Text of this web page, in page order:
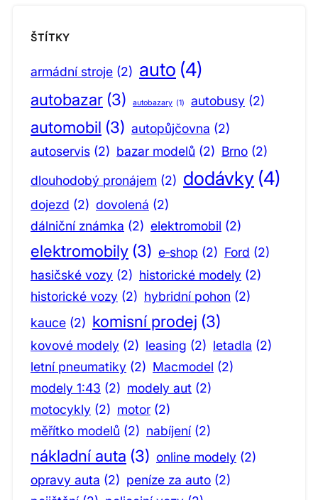
ŠTÍTKY
armádní stroje (2) auto (4)
autobazar (3) autobazary (1) autobusy (2)
automobil (3) autopůjčovna (2)
autoservis (2) bazar modelů (2) Brno (2)
dlouhodobý pronájem (2) dodávky (4)
dojezd (2) dovolená (2)
dálniční známka (2) elektromobil (2)
elektromobily (3) e‑shop (2) Ford (2)
hasičské vozy (2) historické modely (2)
historické vozy (2) hybridní pohon (2)
kauce (2) komisní prodej (3)
kovové modely (2) leasing (2) letadla (2)
letní pneumatiky (2) Macmodel (2)
modely 1:43 (2) modely aut (2)
motocykly (2) motor (2)
měřítko modelů (2) nabíjení (2)
nákladní auta (3) online modely (2)
opravy auta (2) peníze za auto (2)